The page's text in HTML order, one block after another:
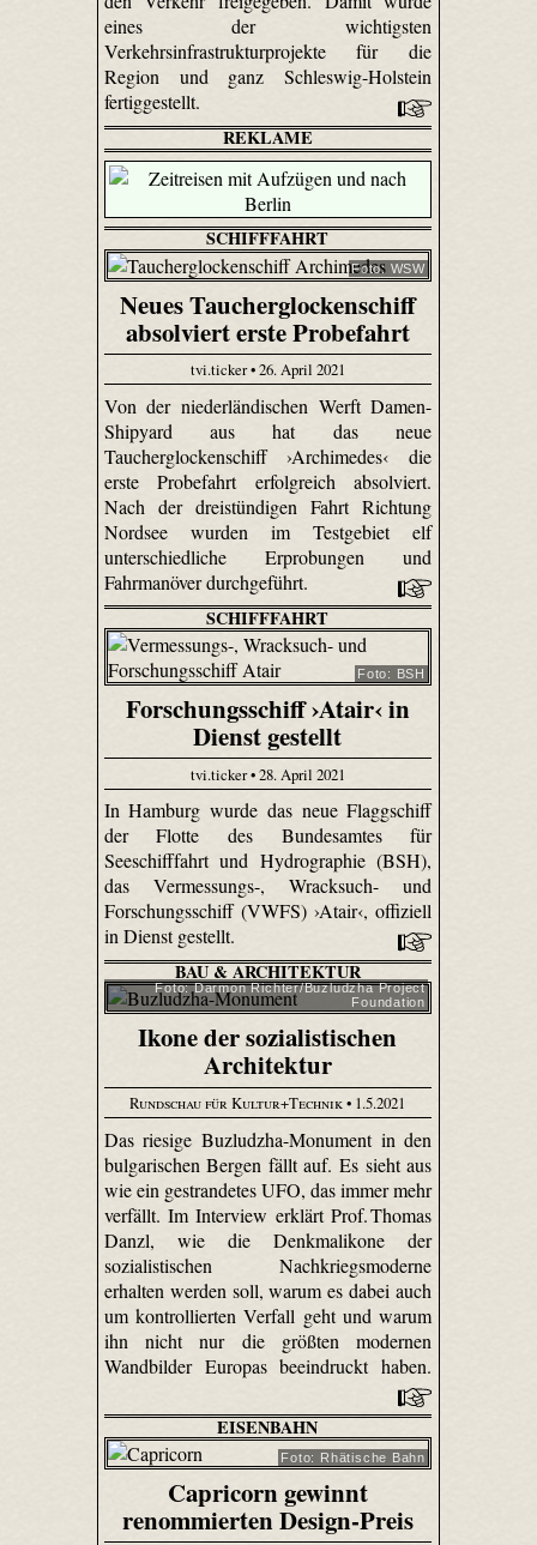
eines der wichtigsten
Verkehrsinfrastrukturprojekte für die
Region und ganz Schleswig-Holstein
fertiggestellt.
REKLAME
SCHIFFFAHRT
Foto: WSW
Neues Taucherglockenschiff
absolviert erste Probefahrt
tvi.ticker • 26. April 2021
Von der niederländischen Werft Damen-
Shipyard aus hat das neue
Taucherglockenschiff ›Archimedes‹ die
erste Probefahrt erfolgreich absolviert.
Nach der dreistündigen Fahrt Richtung
Nordsee wurden im Testgebiet elf
unterschiedliche Erprobungen und
Fahrmanöver durchgeführt.
SCHIFFFAHRT
Foto: BSH
Forschungsschiff ›Atair‹ in
Dienst gestellt
tvi.ticker • 28. April 2021
In Hamburg wurde das neue Flaggschiff
der Flotte des Bundesamtes für
Seeschifffahrt und Hydrographie (BSH),
das Vermessungs-, Wracksuch- und
Forschungsschiff (VWFS) ›Atair‹, offiziell
in Dienst gestellt.
BAU & ARCHITEKTUR
Foto: Darmon Richter/Buzludzha Project
Foundation
Ikone der sozialistischen
Architektur
Rundschau für Kultur+Technik• 1.5.2021
Das riesige Buzludzha-Monument in den
bulgarischen Bergen fällt auf. Es sieht aus
wie ein gestrandetes UFO, das immer mehr
verfällt. Im Interview erklärt Prof. Thomas
Danzl, wie die Denkmalikone der
sozialistischen Nachkriegsmoderne
erhalten werden soll, warum es dabei auch
um kontrollierten Verfall geht und warum
ihn nicht nur die größten modernen
Wandbilder Europas beeindruckt haben.
EISENBAHN
Foto: Rhätische Bahn
Capricorn gewinnt
renommierten Design-Preis